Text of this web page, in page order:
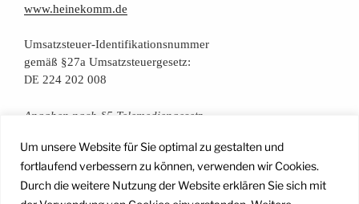
Um unsere Website für Sie optimal zu gestalten und
fortlaufend verbessern zu können, verwenden wir Cookies.
Durch die weitere Nutzung der Website erklären Sie sich mit
www.heinekomm.de
Umsatz­steu­er-Iden­ti­fi­ka­ti­ons­num­mer
gemäß §27a Umsatzsteuergesetz:
DE 224 202 008
Anga­ben nach §5 Telemediengesetz
Daten­schutz­er­klä­rung